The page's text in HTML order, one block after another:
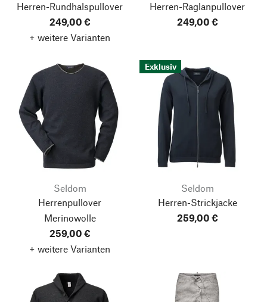
Herren-Rundhalspullover
249,00 €
+ weitere Varianten
Herren-Raglanpullover
249,00 €
Seldom
Herrenpullover
Merinowolle
259,00 €
+ weitere Varianten
Exklusiv
Seldom
Herren-Strickjacke
259,00 €